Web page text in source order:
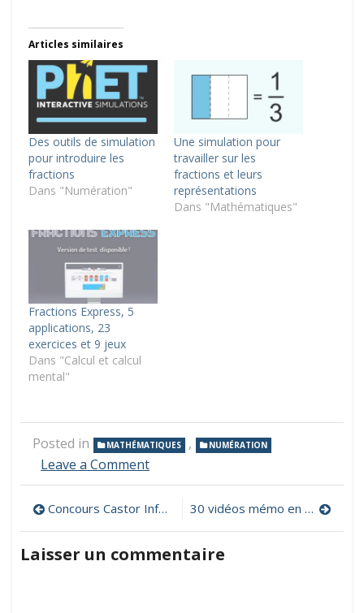
Articles similaires
Des outils de simulation
pour introduire les
fractions
Dans "Numération"
Une simulation pour
travailler sur les
fractions et leurs
représentations
Dans "Mathématiques"
Fractions Express, 5
applications, 23
exercices et 9 jeux
Dans "Calcul et calcul
mental"
Posted in MATHÉMATIQUES , NUMÉRATION
Leave a Commenton
pour
comparer
fractions
Navigation
de
l’article
Concours Castor Informatique France 30 vidéos mémo en mathématiques pour le cycle 3
Laisser un commentaire